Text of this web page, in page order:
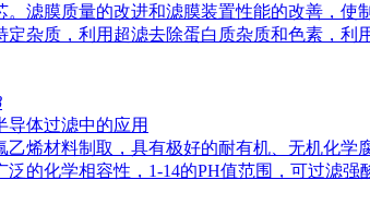
。滤膜质量的改进和滤膜装置性能的改善，
杂质，利用超滤去除蛋白质杂质和色素，利
导体过滤中的应用
乙烯材料制取，具有极好的耐有机、无机化
的化学相容性，1-14的PH值范围，可过滤